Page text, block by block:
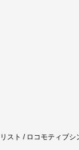
スト / ロコモティブシ